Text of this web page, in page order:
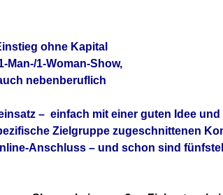
ohne Kapital
Man-/1-Woman-Show,
nebenberuflich
– einfach mit einer guten Idee und
Zielgruppe zugeschnittenen
Anschluss – und schon sind